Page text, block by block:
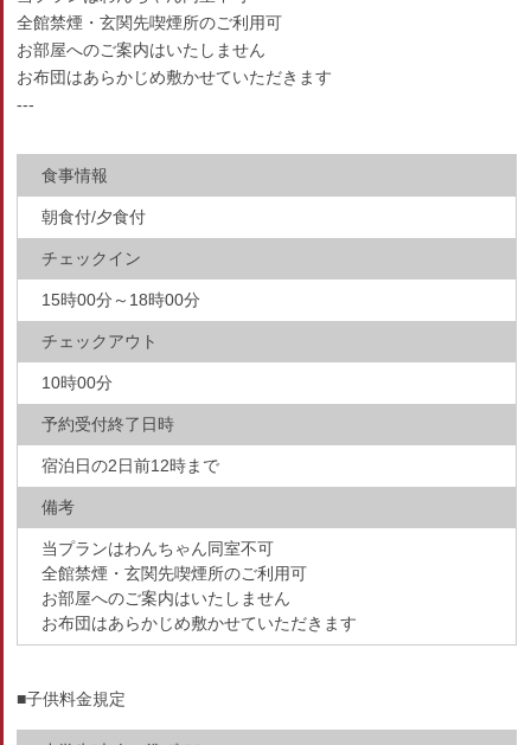
全館禁煙・玄関先喫煙所のご利用可
お部屋へのご案内はいたしません
お布団はあらかじめ敷かせていただきます
---
食事情報
朝食付/夕食付
チェックイン
15時00分～18時00分
チェックアウト
10時00分
予約受付終了日時
宿泊日の2日前12時まで
備考
当プランはわんちゃん同室不可
全館禁煙・玄関先喫煙所のご利用可
お部屋へのご案内はいたしません
お布団はあらかじめ敷かせていただきます
■子供料金規定